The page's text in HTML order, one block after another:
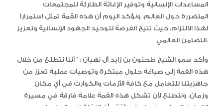
المساعدات الإنسانية وتوفير الإغاثة الطارئة للمجتمعات
المتضررة حول العالم، ونؤكد اليوم أن هذه القمة تمثل استمراراً
لهذا الالتزام، حيث تتيح الفرصة لتوحيد الجهود الإنسانية وتعزيز
التضامن العالمي.
وأكد سمو الشيخ طحنون بن زايد آل نهيان : ” أننا نتطلع من خلال
هذه القمة إلى صياغة حلول مبتكرة وتوصيات عملية تعزز من
جاهزيتنا للتعامل مع كافة الأزمات والكوارث في أي مكان
وزمان، ونتطلع لأن تشكل هذه القمة علامة فارقة في مسيرة